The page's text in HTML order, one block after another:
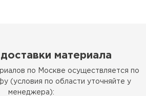
материала
по Москве осуществляется по
(условия по области уточняйте у
менеджера):